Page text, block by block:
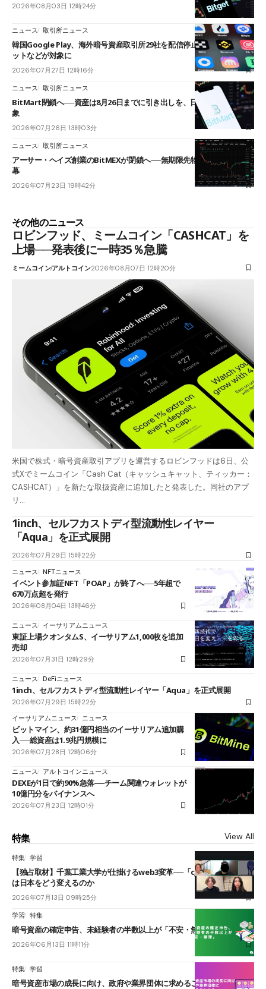
2026年08月03日 12時24分
ニュース 取引所ニュース
韓国Google Play、海外暗号資産取引所29社を配信停止──OKXやバイビ
ットなどが対象に
2026年07月27日 12時16分
ニュース 取引所ニュース
BitMart閉鎖へ──資産は8月26日までに引き出しを、日本人利用者も対
象
2026年07月26日 13時03分
ニュース 取引所ニュース
アーサー・ヘイズ創業のBitMEXが閉鎖へ──無期限先物を生んだ11年に
幕
2026年07月23日 19時42分
その他のニュース
ロビンフッド、ミームコイン「CASHCAT」を
上場──発表後に一時35％急騰
ミームコインアルトコイン2026年08月07日 12時20分
米国で株式・暗号資産取引アプリを運営するロビンフッドは6日、公
式Xでミームコイン「Cash Cat（キャッシュキャット、ティッカー：
CASHCAT）」を新たな取扱資産に追加したと発表した。同社のアプ
リ…
1inch、セルフカストディ型流動性レイヤー
「Aqua」を正式展開
2026年07月29日 15時22分
ニュース NFTニュース
イベント参加証NFT「POAP」が終了へ──5年超で
670万点超を発行
2026年08月04日 13時46分
ニュース イーサリアムニュース
東証上場クオンタムS、イーサリアム1,000枚を追加
売却
2026年07月31日 12時29分
ニュース DeFiニュース
1inch、セルフカストディ型流動性レイヤー「Aqua」を正式展開
2026年07月29日 15時22分
イーサリアムニュース
ニュース
ビットマイン、約31億円相当のイーサリアム追加購
入──総資産は1.9兆円規模に
2026年07月28日 12時06分
ニュース アルトコインニュース
DEXEが1日で約90%急落──チーム関連ウォレットが
10億円分をバイナンスへ
2026年07月23日 12時01分
特集 View All
特集 学習
【独占取材】千葉工業大学が仕掛けるweb3変革──「cJPY」とAIの融合
は日本をどう変えるのか
2026年07月13日 09時25分
学習 特集
暗号資産の確定申告、未経験者の半数以上が「不安・無理」
2026年06月13日 11時11分
特集 学習
暗号資産市場の成長に向け、政府や業界団体に求めることは？